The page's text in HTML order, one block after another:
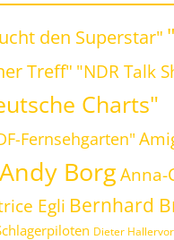
den Superstar"
Treff" "NDR Talk
Charts"
Fernsehgarten"
Andy Borg Anna-
Egli Bernhard
Dieter